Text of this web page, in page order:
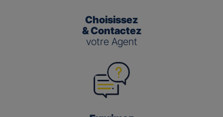
Choisissez
& Contactez
votre Agent